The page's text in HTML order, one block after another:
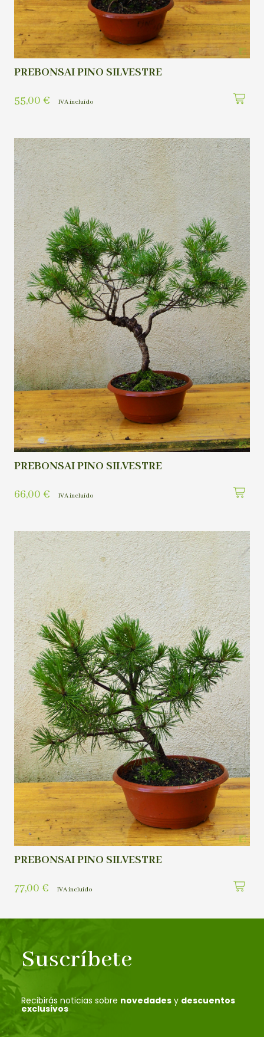
PREBONSAI PINO SILVESTRE
55,00 € IVA incluído
PREBONSAI PINO SILVESTRE
66,00 € IVA incluído
PREBONSAI PINO SILVESTRE
77,00 € IVA incluído
Suscríbete
Recibirás noticias sobre novedades y descuentos
exclusivos